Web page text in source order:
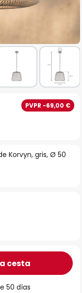
Korvyn, gris, Ø 50
PVPR -69,00 €
cesta
50 días